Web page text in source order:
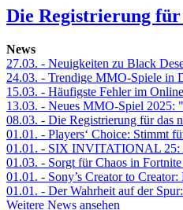
Die Registrierung für
News
27.03. - Neuigkeiten zu Black
24.03. - Trendige MMO-Spiele in
15.03. - Häufigste Fehler im
13.03. - Neues MMO-Spiel 2025:
08.03. - Die Registrierung für das
01.01. - Players‘ Choice: Stimmt
01.01. - SIX INVITATIONAL
01.03. - Sorgt für Chaos in
01.01. - Sony’s Creator to
01.01. - Der Wahrheit auf der
Weitere News ansehen